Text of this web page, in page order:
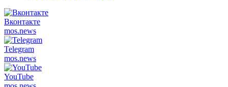
Вконтакте
mos.news
Telegram
mos.news
YouTube